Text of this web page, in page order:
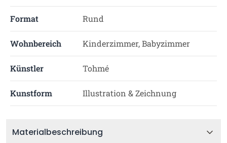
Format Rund
Wohnbereich Kinderzimmer, Babyzimmer
Künstler Tohmé
Kunstform Illustration & Zeichnung
Materialbeschreibung